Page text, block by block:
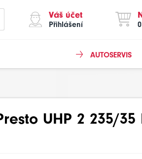
Váš účet
Přihlášení
AUTOSERVIS
UHP 2 235/35